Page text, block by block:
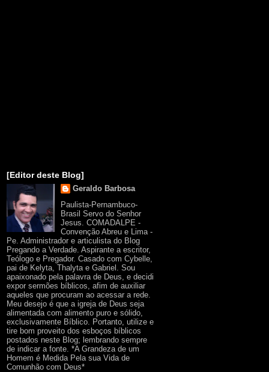
[Editor deste Blog]
Geraldo Barbosa
Paulista-Pernambuco-
Brasil Servo do Senhor
Jesus. COMADALPE -
Convenção Abreu e Lima -
Pe. Administrador e articulista do Blog
Pregando a Verdade. Aspirante a escritor,
Teólogo e Pregador. Casado com Cybelle,
pai de Kelyta, Thalyta e Gabriel. Sou
apaixonado pela palavra de Deus, e decidi
expor sermões bíblicos, afim de auxiliar
aqueles que procuram ao acessar a rede.
Meu desejo é que a igreja de Deus seja
alimentada com alimento puro e sólido,
exclusivamente Bíblico. Portanto, utilize e
tire bom proveito dos esboços bíblicos
postados neste Blog; lembrando sempre
de indicar a fonte. *A Grandeza de um
Homem é Medida Pela sua Vida de
Comunhão com Deus*